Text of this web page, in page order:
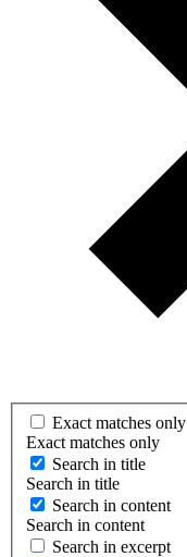
Exact matches only
Exact matches only
Search in title
Search in title
Search in content
Search in content
Search in excerpt